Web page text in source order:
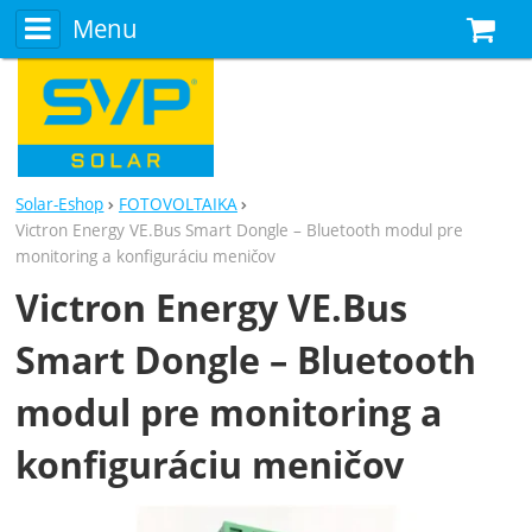
Menu
Solar-Eshop
FOTOVOLTAIKA
Victron Energy VE.Bus Smart Dongle – Bluetooth modul pre
monitoring a konfiguráciu meničov
Victron Energy VE.Bus
Smart Dongle – Bluetooth
modul pre monitoring a
konfiguráciu meničov